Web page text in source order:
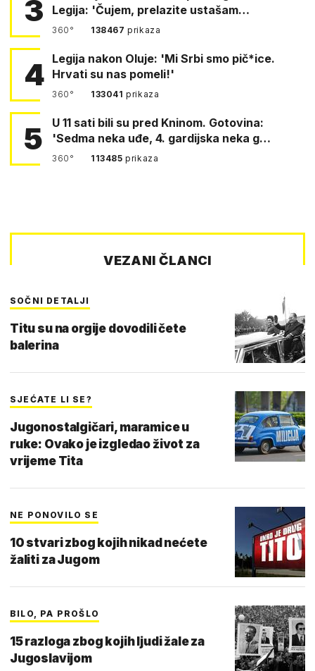
3
Legija: 'Čujem, prelazite ustašam…
360° 138467prikaza
4 Legija nakon Oluje: 'Mi Srbi smo pič*ice.
Hrvati su nas pomeli!'
360° 133041prikaza
5
U 11 sati bili su pred Kninom. Gotovina:
'Sedma neka uđe, 4. gardijska neka g…
360° 113485prikaza
VEZANI ČLANCI
SOČNI DETALJI
Titu su na orgije dovodili čete
balerina
SJEĆATE LI SE?
Jugonostalgičari, maramice u
ruke: Ovako je izgledao život za
vrijeme Tita
NE PONOVILO SE
10 stvari zbog kojih nikad nećete
žaliti za Jugom
BILO, PA PROŠLO
15 razloga zbog kojih ljudi žale za
Jugoslavijom